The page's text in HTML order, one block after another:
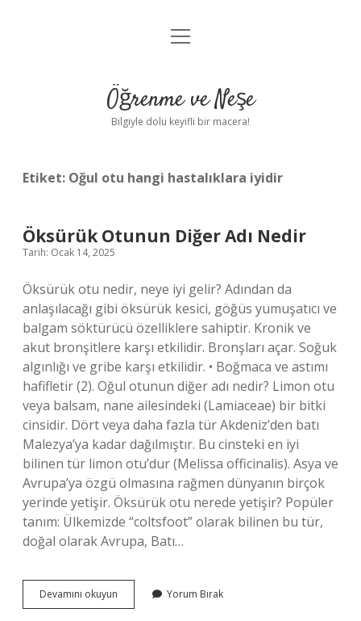
Anasayfa
Yasal Uyarı
menüyü
Öğrenme ve Neşe
Bilgiyle dolu keyifli bir macera!
Etiket: Oğul otu hangi hastalıklara iyidir
Öksürük Otunun Diğer Adı Nedir
Tarih: Ocak 14, 2025
Öksürük otu nedir, neye iyi gelir? Adından da
anlaşılacağı gibi öksürük kesici, göğüs yumuşatıcı ve
balgam söktürücü özelliklere sahiptir. Kronik ve
akut bronşitlere karşı etkilidir. Bronşları açar. Soğuk
algınlığı ve gribe karşı etkilidir. • Boğmaca ve astımı
hafifletir (2). Oğul otunun diğer adı nedir? Limon otu
veya balsam, nane ailesindeki (Lamiaceae) bir bitki
cinsidir. Dört veya daha fazla tür Akdeniz’den batı
Malezya’ya kadar dağılmıştır. Bu cinsteki en iyi
bilinen tür limon otu’dur (Melissa officinalis). Asya ve
Avrupa’ya özgü olmasına rağmen dünyanın birçok
yerinde yetişir. Öksürük otu nerede yetişir? Popüler
tanım: Ülkemizde “coltsfoot” olarak bilinen bu tür,
doğal olarak Avrupa, Batı…
Devamını okuyun Öksürük
Otunun
Yorum Bırak